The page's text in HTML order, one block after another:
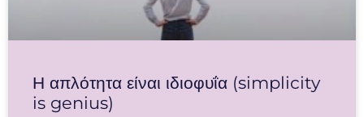
Η απλότητα είναι ιδιοφυΐα (simplicity
is genius)